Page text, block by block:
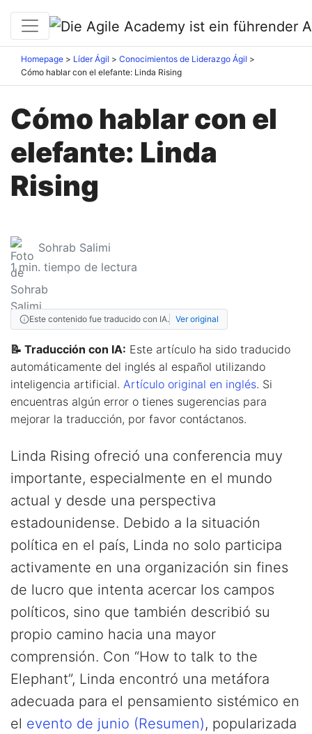
Homepage Líder Ágil
Conocimientos de Liderazgo Ágil
Cómo hablar con el elefante: Linda Rising
Cómo hablar con el
elefante: Linda
Rising
Sohrab Salimi
1 min. tiempo de lectura
Este contenido fue traducido con IA. Ver original
📝 Traducción con IA: Este artículo ha sido traducido
automáticamente del inglés al español utilizando
inteligencia artificial. Artículo original en inglés. Si
encuentras algún error o tienes sugerencias para
mejorar la traducción, por favor contáctanos.
Linda Rising ofreció una conferencia muy
importante, especialmente en el mundo
actual y desde una perspectiva
estadounidense. Debido a la situación
política en el país, Linda no solo participa
activamente en una organización sin fines
de lucro que intenta acercar los campos
políticos, sino que también describió su
propio camino hacia una mayor
comprensión. Con “How to talk to the
Elephant”, Linda encontró una metáfora
adecuada para el pensamiento sistémico en
el evento de junio (Resumen), popularizada